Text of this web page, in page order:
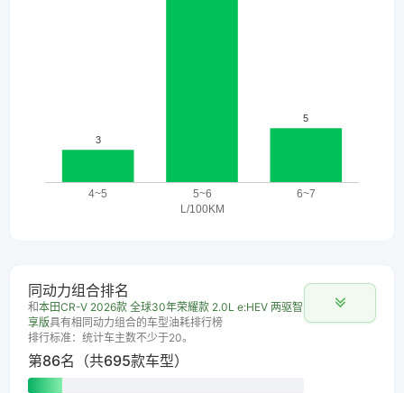
同动力组合排名
和本田CR-V 2026款 全球30年荣耀款 2.0L e:HEV 两驱智
享版具有相同动力组合的车型油耗排行榜
排行标准：统计车主数不少于20。
第86名（共695款车型）